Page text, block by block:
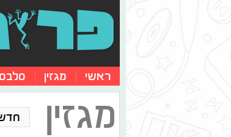
ראשי מגזין סלבס
מגזין